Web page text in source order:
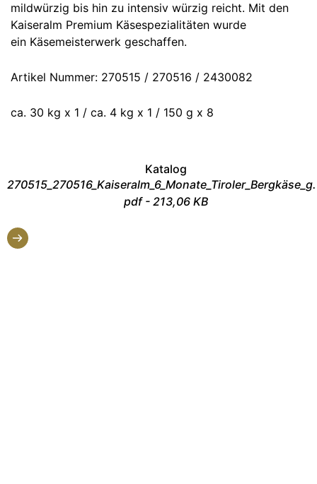
mildwürzig bis hin zu intensiv würzig reicht. Mit den
Kaiseralm Premium Käsespezialitäten wurde
ein Käsemeisterwerk geschaffen.
Artikel Nummer: 270515 / 270516 / 2430082
ca. 30 kg x 1 / ca. 4 kg x 1 / 150 g x 8
Katalog
pdf - 213,06 KB